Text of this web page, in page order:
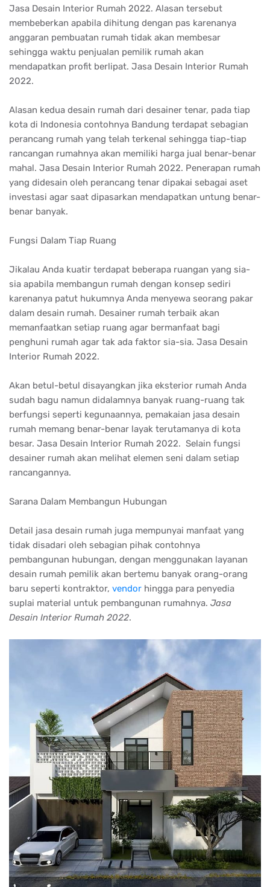
Jasa Desain Interior Rumah 2022. Alasan tersebut
membeberkan apabila dihitung dengan pas karenanya
anggaran pembuatan rumah tidak akan membesar
sehingga waktu penjualan pemilik rumah akan
mendapatkan profit berlipat. Jasa Desain Interior Rumah
2022.
Alasan kedua desain rumah dari desainer tenar, pada tiap
kota di Indonesia contohnya Bandung terdapat sebagian
perancang rumah yang telah terkenal sehingga tiap-tiap
rancangan rumahnya akan memiliki harga jual benar-benar
mahal. Jasa Desain Interior Rumah 2022. Penerapan rumah
yang didesain oleh perancang tenar dipakai sebagai aset
investasi agar saat dipasarkan mendapatkan untung benar-
benar banyak.
Fungsi Dalam Tiap Ruang
Jikalau Anda kuatir terdapat beberapa ruangan yang sia-
sia apabila membangun rumah dengan konsep sediri
karenanya patut hukumnya Anda menyewa seorang pakar
dalam desain rumah. Desainer rumah terbaik akan
memanfaatkan setiap ruang agar bermanfaat bagi
penghuni rumah agar tak ada faktor sia-sia. Jasa Desain
Interior Rumah 2022.
Akan betul-betul disayangkan jika eksterior rumah Anda
sudah bagu namun didalamnya banyak ruang-ruang tak
berfungsi seperti kegunaannya, pemakaian jasa desain
rumah memang benar-benar layak terutamanya di kota
besar. Jasa Desain Interior Rumah 2022. Selain fungsi
desainer rumah akan melihat elemen seni dalam setiap
rancangannya.
Sarana Dalam Membangun Hubungan
Detail jasa desain rumah juga mempunyai manfaat yang
tidak disadari oleh sebagian pihak contohnya
pembangunan hubungan, dengan menggunakan layanan
desain rumah pemilik akan bertemu banyak orang-orang
baru seperti kontraktor, vendor hingga para penyedia
suplai material untuk pembangunan rumahnya. Jasa
Desain Interior Rumah 2022.